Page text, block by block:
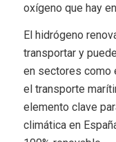
oxígeno que hay
El hidrógeno
transportar y
en sectores como
el transporte
elemento clave
climática en